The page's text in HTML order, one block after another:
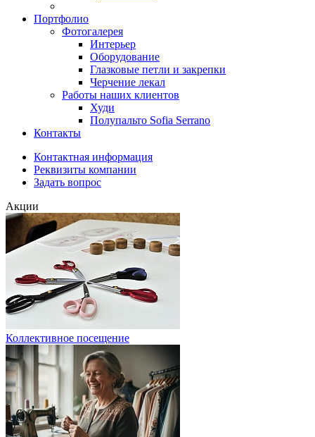
Портфолио
Фотогалерея
Интерьер
Оборудование
Глазковые петли и закрепки
Черчение лекал
Работы наших клиентов
Худи
Полупальто Sofia Serrano
Контакты
Контактная информация
Реквизиты компании
Задать вопрос
Акции
Коллективное посещение